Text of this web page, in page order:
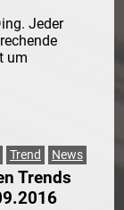
Jeder
um
Trend News
Trends